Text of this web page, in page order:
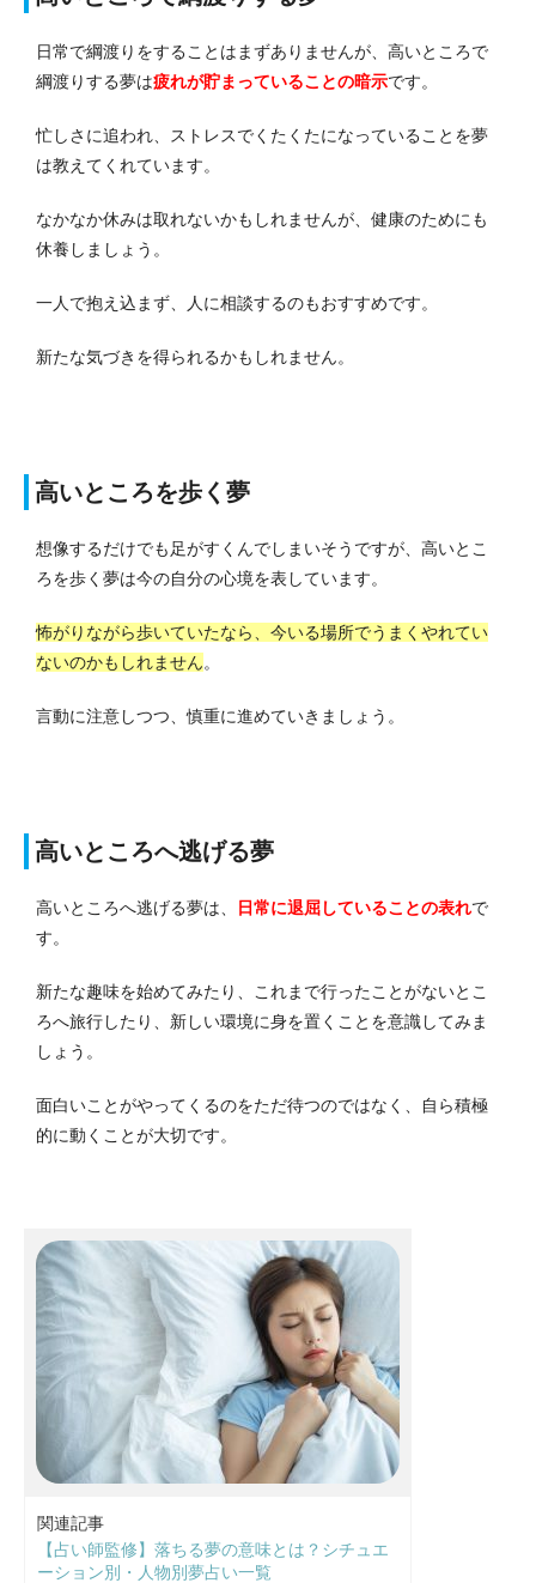
日常で綱渡りをすることはまずありませんが、高いところで
綱渡りする夢は疲れが貯まっていることの暗示です。
忙しさに追われ、ストレスでくたくたになっていることを夢
は教えてくれています。
なかなか休みは取れないかもしれませんが、健康のためにも
休養しましょう。
一人で抱え込まず、人に相談するのもおすすめです。
新たな気づきを得られるかもしれません。
高いところを歩く夢
想像するだけでも足がすくんでしまいそうですが、高いとこ
ろを歩く夢は今の自分の心境を表しています。
怖がりながら歩いていたなら、今いる場所でうまくやれてい
ないのかもしれません。
言動に注意しつつ、慎重に進めていきましょう。
高いところへ逃げる夢
高いところへ逃げる夢は、 日常に退屈していることの表れで
す。
新たな趣味を始めてみたり、これまで行ったことがないとこ
ろへ旅行したり、新しい環境に身を置くことを意識してみま
しょう。
面白いことがやってくるのをただ待つのではなく、自ら積極
的に動くことが大切です。
関連記事
【占い師監修】落ちる夢の意味とは？シチュエ
ーション別・人物別夢占い一覧